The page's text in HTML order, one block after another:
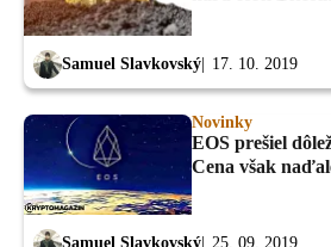
Samuel Slavkovský 17. 10. 2019
Novinky
EOS prešiel
Cena však
Samuel Slavkovský 25. 09. 2019